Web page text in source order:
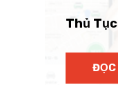
Thủ
ĐỌC